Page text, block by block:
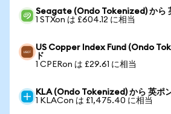
Seagate (Ondo Tokenized) から
1 STXon は £604.12 に相当
US Copper Index Fund (Ondo
ド
1 CPERon は £29.61 に相当
KLA (Ondo Tokenized) から 英ポ
1 KLACon は £1,475.40 に相当